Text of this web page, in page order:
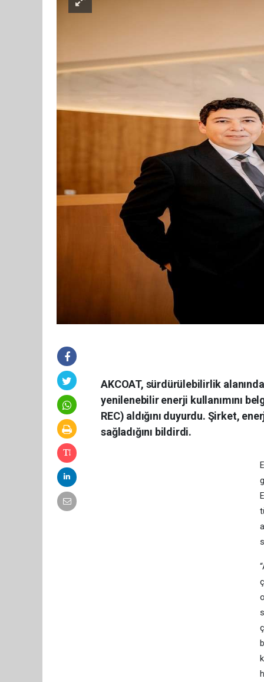
AKCOAT, sürdürülebilirlik
yenilenebilir enerji kullanımını
REC) aldığını duyurdu. Şirket,
sağladığını bildirdi.